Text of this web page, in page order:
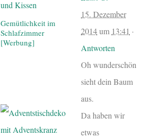
Gemütlichkeit im
Schlafzimmer
[Werbung]
15. Dezember
2014um 13:41 ·
Antworten
Oh wunderschön
sieht dein Baum
aus.
Da haben wir
etwas